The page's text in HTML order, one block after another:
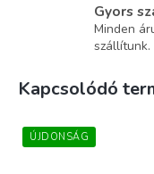
Gyors
Minden
szállítunk.
Kapcsolódó
ÚJDONSÁG